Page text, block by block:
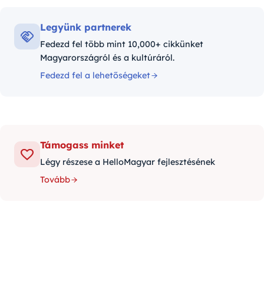
Legyünk partnerek
Fedezd fel több mint 10,000+ cikkünket
Magyarországról és a kultúráról.
Fedezd fel a lehetőségeket
Támogass minket
Légy részese a HelloMagyar fejlesztésének
Tovább